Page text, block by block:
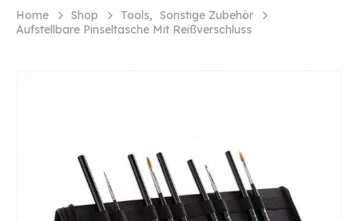
Home Shop Tools, Sonstige Zubehör
Aufstellbare Pinseltasche Mit Reißverschluss